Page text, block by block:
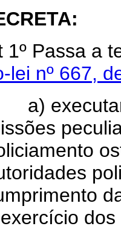
Passa a
lei nº 667,
executar